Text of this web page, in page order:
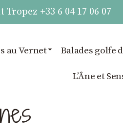
+33 6 04 17 06 07
au Vernet Balades golfe
LʼÂne et